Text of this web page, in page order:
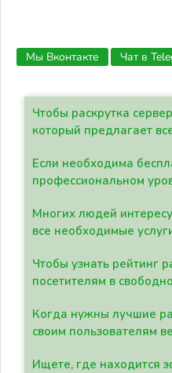
Мы Вконтакте Чат в
Чтобы раскрутка
который предлагает
Если необходима
профессиональном
Многих людей
все необходимые
Чтобы узнать рейтинг
посетителям в
Когда нужны лучшие
своим пользователям
Ищете, где находится